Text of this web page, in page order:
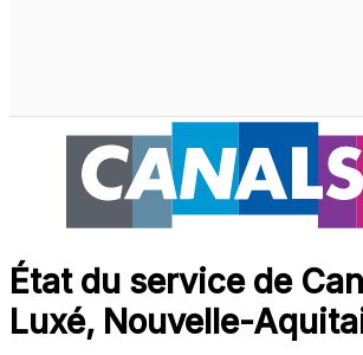
État du service de
Luxé, Nouvelle-